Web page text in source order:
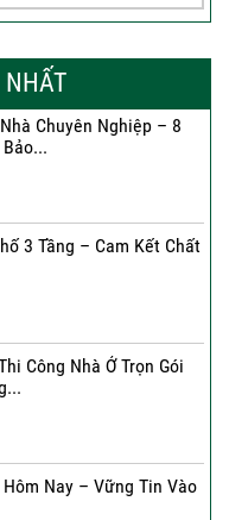
Chuyên Nghiệp – 8
3 Tầng – Cam Kết Chất
Công Nhà Ở Trọn Gói
Nay – Vững Tin Vào